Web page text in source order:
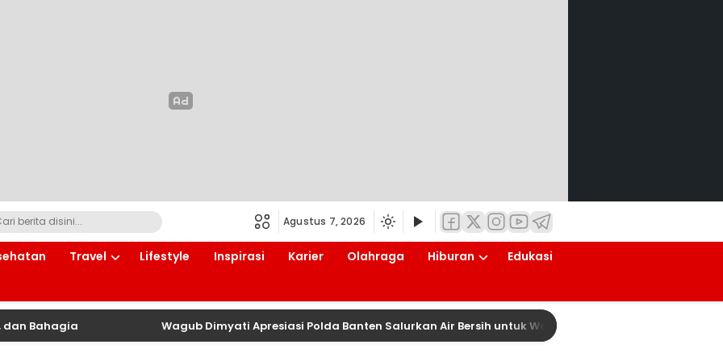
Agustus 7, 2026
Travel Lifestyle Inspirasi Karier Olahraga Hiburan
Edukasi
Wagub Dimyati Apresiasi Polda Banten Salurkan Air Bersih untuk Warga Terdampak Kekeringan